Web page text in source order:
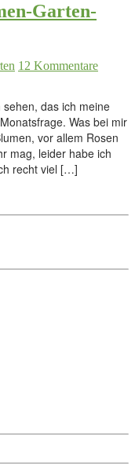
Garten-
12 Kommentare
das ich meine
Was bei mir
vor allem Rosen
mag, leider habe ich
recht viel […]